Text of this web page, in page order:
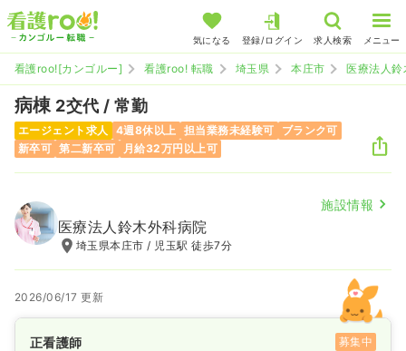
気になる 登録/ログイン 求人検索 メニュー
看護roo![カンゴルー] 看護roo! 転職 埼玉県 本庄市 医療法人
病棟 2交代 / 常勤
エージェント求人 4週8休以上 担当業務未経験可
ブランク可
新卒可 第二新卒可 月給32万円以上可
施設情報
医療法人鈴木外科病院
埼玉県本庄市 / 児玉駅 徒歩7分
2026/06/17 更新
正看護師 募集中